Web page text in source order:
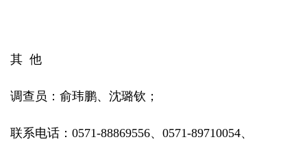
其 他
调查员：俞玮鹏、沈璐钦；
联系电话：0571-88869556、0571-89710054、